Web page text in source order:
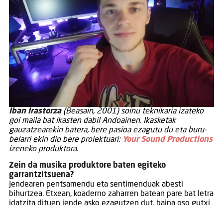
Iban Irastorza(Beasain, 2001) soinu teknikaria izateko
goi maila bat ikasten dabil Andoainen. Ikasketak
gauzatzearekin batera, bere pasioa ezagutu du eta buru-
belarri ekin dio bere proiektuari: Your Sound Productions
izeneko produktora.
Zein da musika produktore baten egiteko
garrantzitsuena?
Jendearen pentsamendu eta sentimenduak abesti
bihurtzea. Etxean, koaderno zaharren batean pare bat letra